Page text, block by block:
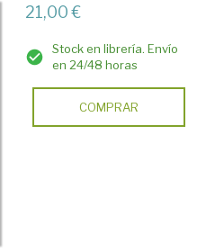
21,00 €
Stock en librería. Envío
en 24/48 horas
COMPRAR